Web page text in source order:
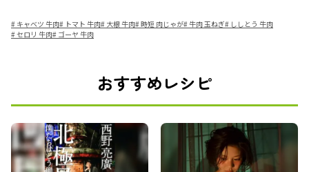
# キャベツ 牛肉# トマト 牛肉# 大根 牛肉#時短 肉じゃが#牛肉 玉ねぎ# ししとう 牛肉
#セロリ 牛肉# ゴーヤ 牛肉
おすすめレシピ